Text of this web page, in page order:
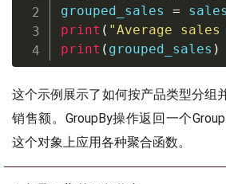
grouped_sales =
print ( "Average
print ( grouped_sales )
这个示例展示了如何按产品类型分组
销售额。GroupBy操作返回一个
这个对象上应用各种聚合函数。